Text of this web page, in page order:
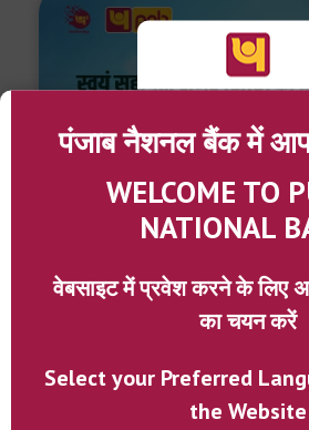
पंजाब नैशनल बैंक में
WELCOME TO
NATIONAL
वेबसाइट में प्रवेश करने के लिए
का चयन करें
Select your Preferred
the Website